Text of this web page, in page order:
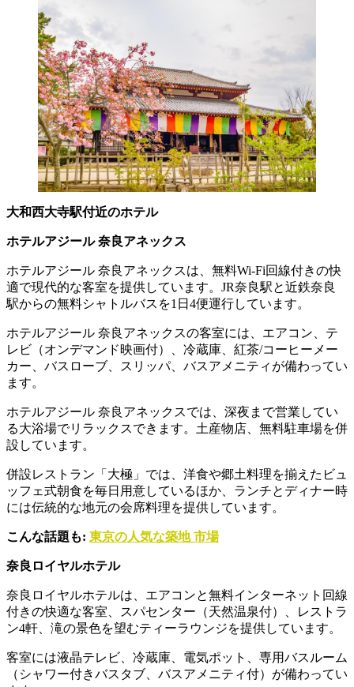
大和西大寺駅付近のホテル
ホテルアジール 奈良アネックス
ホテルアジール 奈良アネックスは、無料Wi-Fi回線付きの快
適で現代的な客室を提供しています。JR奈良駅と近鉄奈良
駅からの無料シャトルバスを1日4便運行しています。
ホテルアジール 奈良アネックスの客室には、エアコン、テ
レビ（オンデマンド映画付）、冷蔵庫、紅茶/コーヒーメー
カー、バスローブ、スリッパ、バスアメニティが備わってい
ます。
ホテルアジール 奈良アネックスでは、深夜まで営業してい
る大浴場でリラックスできます。土産物店、無料駐車場を併
設しています。
併設レストラン「大極」では、洋食や郷土料理を揃えたビュ
ッフェ式朝食を毎日用意しているほか、ランチとディナー時
には伝統的な地元の会席料理を提供しています。
こんな話題も: 東京の人気な築地 市場
奈良ロイヤルホテル
奈良ロイヤルホテルは、エアコンと無料インターネット回線
付きの快適な客室、スパセンター（天然温泉付）、レストラ
ン4軒、滝の景色を望むティーラウンジを提供しています。
客室には液晶テレビ、冷蔵庫、電気ポット、専用バスルーム
（シャワー付きバスタブ、バスアメニティ付）が備わってい